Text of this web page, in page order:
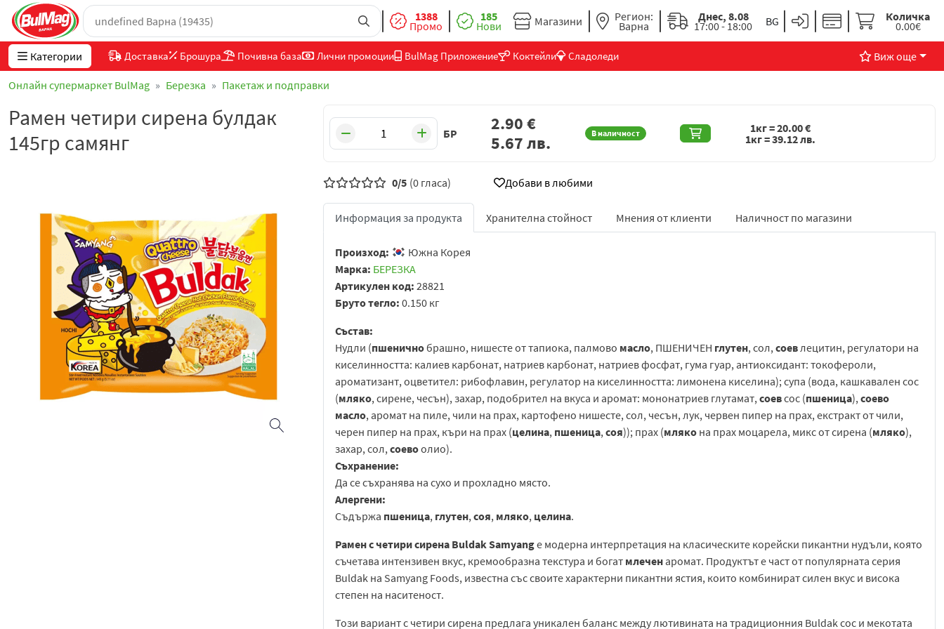
1388
Промо
185
Нови Магазини Регион:
Варна
Днес, 8.08
17:00 - 18:00
Количка
0.00€
Категории Доставка Брошура Почивна база Лични промоции BulMag Приложение Коктейли Сладоледи Виж още
Онлайн супермаркет BulMag Березка Пакетаж и подправки
Рамен четири сирена булдак
145гр самянг
БР В наличност
2.90€
5.67лв.
1кг =20.00€
1кг =39.12лв.
0/5 (0 гласа) Добави в любими
Информация за продукта Хранителна стойност Мнения от клиенти Наличност по магазини
Произход:
Южна Корея
Марка: БЕРЕЗКА
Артикулен код: 28821
Бруто тегло: 0.150 кг
Състав:
Нудли (пшеничнобрашно, нишесте от тапиока, палмово масло, ПШЕНИЧЕН глутен, сол,соевлецитин, регулатори на
киселинността: калиев карбонат, натриев карбонат, натриев фосфат, гума гуар, антиоксидант: токофероли,
ароматизант, оцветител: рибофлавин, регулатор на киселинността: лимонена киселина); супа (вода, кашкавален сос
(мляко, сирене, чесън), захар, подобрител на вкуса и аромат: мононатриев глутамат,соевсос (пшеница),соево
масло, аромат на пиле, чили на прах, картофено нишесте, сол, чесън, лук, червен пипер на прах, екстракт от чили,
черен пипер на прах, къри на прах (целина, пшеница,соя)); прах (мляко на прах моцарела, микс от сирена (мляко),
захар, сол,соевоолио).
Съхранение:
Да се съхранява на сухо и прохладно място.
Алергени:
Съдържа пшеница, глутен,соя, мляко, целина.
Рамен с четири сирена Buldak Samyangе модерна интерпретация на класическите корейски пикантни нудъли, която
съчетава интензивен вкус, кремообразна текстура и богат млечен аромат. Продуктът е част от популярната серия
Buldak на Samyang Foods, известна със своите характерни пикантни ястия, които комбинират силен вкус и висока
степен на наситеност.
Този вариант с четири сирена предлага уникален баланс между лютивината на традиционния Buldak сос и мекотата